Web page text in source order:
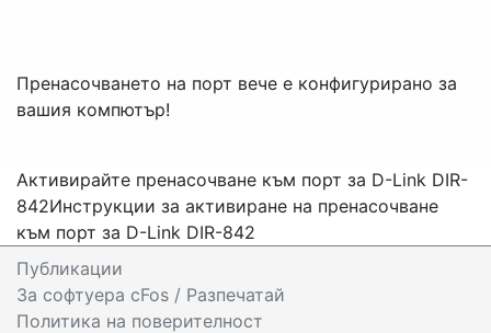
Пренасочването на порт вече е конфигурирано за
вашия компютър!
Активирайте пренасочване към порт за D-Link DIR-
842Инструкции за активиране на пренасочване
към порт за D-Link DIR-842
Публикации
За софтуера cFos / Разпечатай
Политика на поверителност